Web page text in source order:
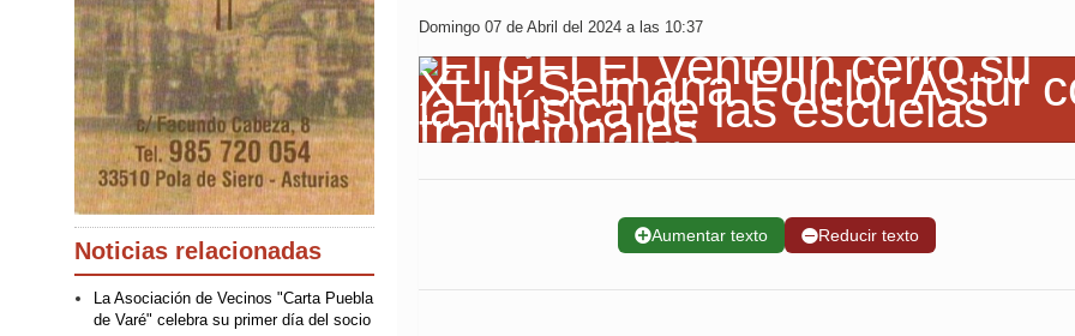
Domingo 07 de Abril del 2024 a las 10:37
➕Aumentar texto ➖Reducir texto
Noticias relacionadas
La Asociación de Vecinos "Carta Puebla
de Varé" celebra su primer día del socio